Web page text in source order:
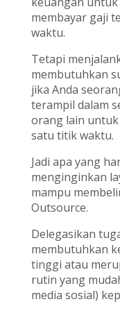
membayar gaji
waktu.
Tetapi
membutuhkan
jika Anda
terampil dalam
orang lain
satu titik waktu.
Jadi apa yang
menginginkan
mampu
Outsource.
Delegasikan
membutuhkan
tinggi atau
rutin yang
media sosial)